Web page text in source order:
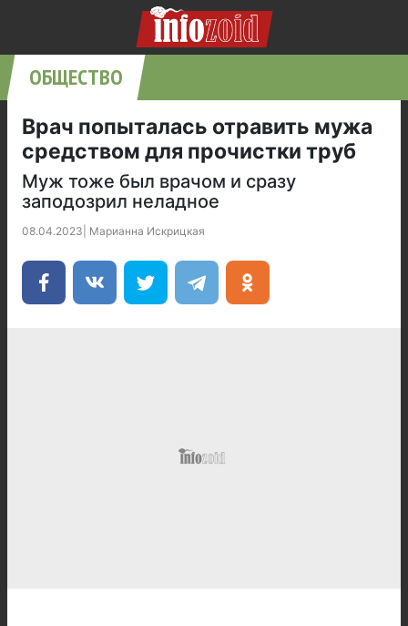
ОБЩЕСТВО
Врач попыталась отравить мужа
средством для прочистки труб
Муж тоже был врачом и сразу
заподозрил неладное
08.04.2023 Марианна Искрицкая